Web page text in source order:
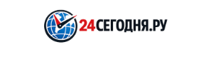
Перейти